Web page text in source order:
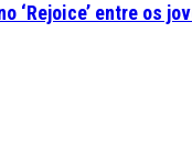
entre os